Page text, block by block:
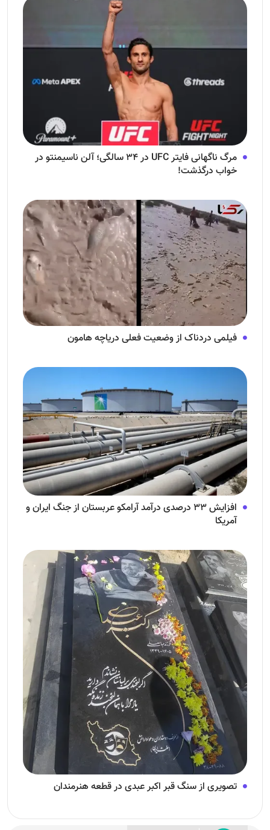
مرگ ناگهانی فایتر UFC در ۳۴ سالگی؛ آلن ناسیمنتو در
خواب درگذشت!
فیلمی دردناک از وضعیت فعلی دریاچه هامون
افزایش ۳۳ درصدی درآمد آرامکو عربستان از جنگ ایران و
آمریکا
تصویری از سنگ قبر اکبر عبدی در قطعه هنرمندان